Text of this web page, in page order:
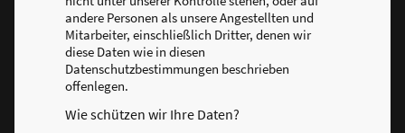
andere Personen als unsere Angestellten und
Mitarbeiter, einschließlich Dritter, denen wir
diese Daten wie in diesen
Datenschutzbestimmungen beschrieben
offenlegen.
Wie schützen wir Ihre Daten?